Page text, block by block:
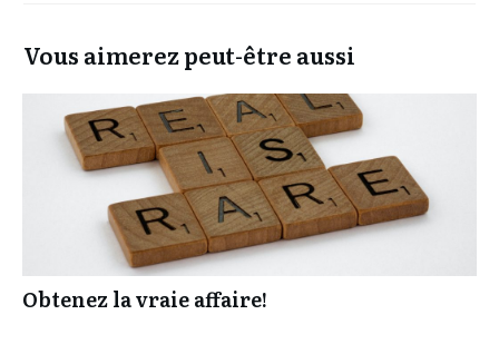
Vous aimerez peut-être aussi
Obtenez la vraie affaire!